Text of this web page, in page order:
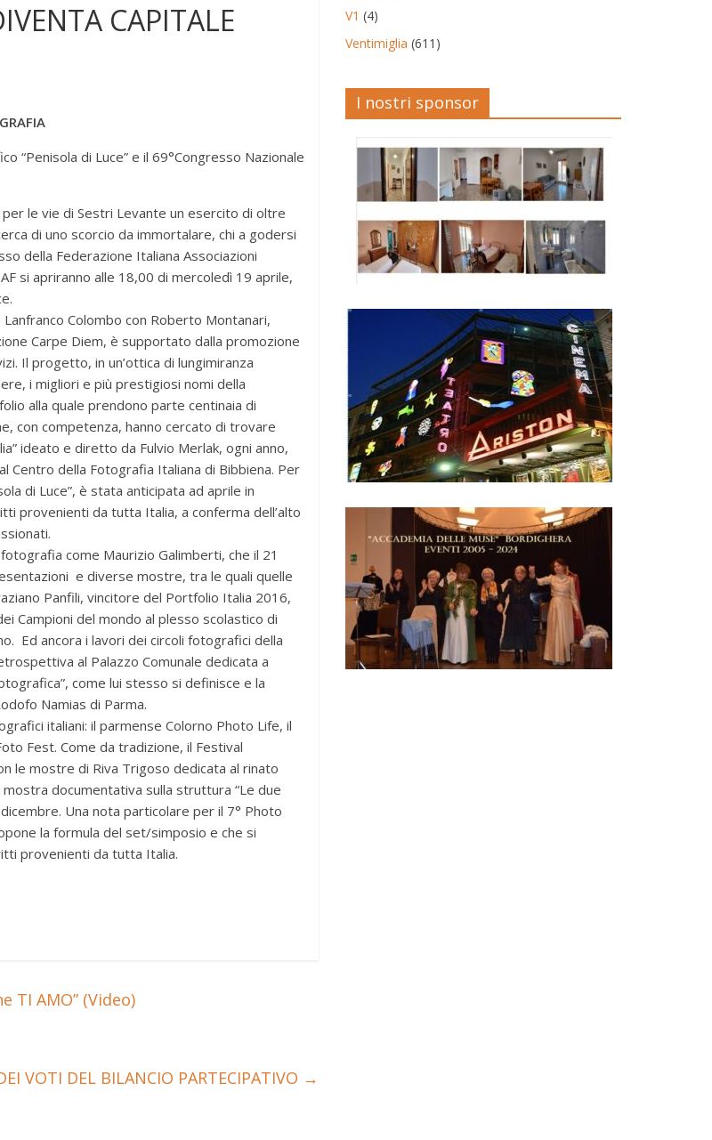
CAPITALE
“Penisola di Luce” e il 69°Congresso Nazionale
le vie di Sestri Levante un esercito di oltre
di uno scorcio da immortalare, chi a godersi
della Federazione Italiana Associazioni
si apriranno alle 18,00 di mercoledì 19 aprile,
Colombo con Roberto Montanari,
Carpe Diem, è supportato dalla promozione
Il progetto, in un’ottica di lungimiranza
i migliori e più prestigiosi nomi della
alla quale prendono parte centinaia di
con competenza, hanno cercato di trovare
ideato e diretto da Fulvio Merlak, ogni anno,
Centro della Fotografia Italiana di Bibbiena. Per
di Luce”, è stata anticipata ad aprile in
provenienti da tutta Italia, a conferma dell’alto
come Maurizio Galimberti, che il 21
e diverse mostre, tra le quali quelle
Panfili, vincitore del Portfolio Italia 2016,
Campioni del mondo al plesso scolastico di
Ed ancora i lavori dei circoli fotografici della
al Palazzo Comunale dedicata a
come lui stesso si definisce e la
Namias di Parma.
italiani: il parmense Colorno Photo Life, il
Fest. Come da tradizione, il Festival
le mostre di Riva Trigoso dedicata al rinato
mostra documentativa sulla struttura “Le due
Una nota particolare per il 7° Photo
la formula del set/simposio e che si
provenienti da tutta Italia.
TI AMO” (Video)
VOTI DEL BILANCIO PARTECIPATIVO →
V1 (4)
Ventimiglia (611)
I nostri sponsor